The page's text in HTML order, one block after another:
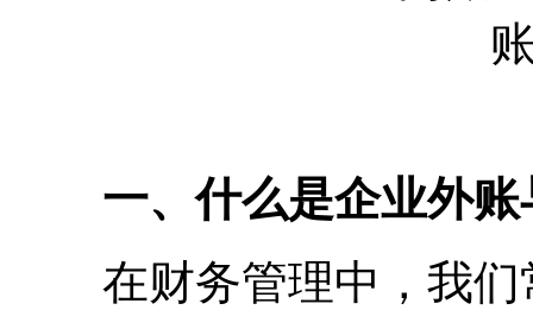
一、什么是企业外账
在财务管理中，我们